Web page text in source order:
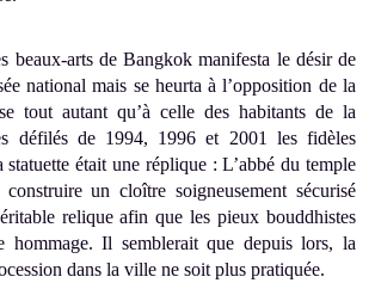
beaux-arts de Bangkok manifesta le désir de
national mais se heurta à l’opposition de la
tout autant qu’à celle des habitants de la
défilés de 1994, 1996 et 2001 les fidèles
statuette était une réplique : L’abbé du temple
un cloître soigneusement sécurisé
relique afin que les pieux bouddhistes
hommage. Il semblerait que depuis lors, la
dans la ville ne soit plus pratiquée.